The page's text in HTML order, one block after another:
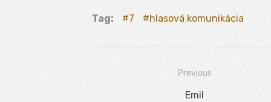
Tag: 7 hlasová komunikácia
Previous
Previous
Emil